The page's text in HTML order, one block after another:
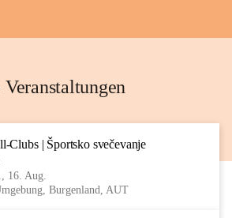
Clubs | Športsko svečevanje
16. Aug.
Burgenland, AUT